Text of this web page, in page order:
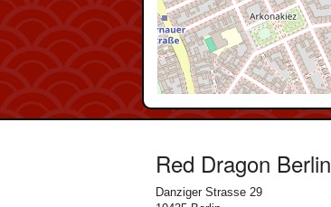
Red Dragon Berlin
Danziger Strasse 29